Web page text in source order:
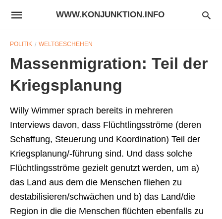
WWW.KONJUNKTION.INFO
POLITIK WELTGESCHEHEN
Massenmigration: Teil der
Kriegsplanung
Willy Wimmer sprach bereits in mehreren
Interviews davon, dass Flüchtlingsströme (deren
Schaffung, Steuerung und Koordination) Teil der
Kriegsplanung/-führung sind. Und dass solche
Flüchtlingsströme gezielt genutzt werden, um a)
das Land aus dem die Menschen fliehen zu
destabilisieren/schwächen und b) das Land/die
Region in die die Menschen flüchten ebenfalls zu